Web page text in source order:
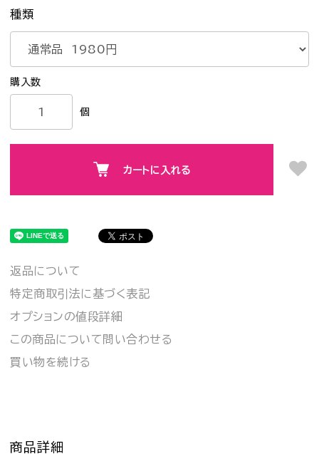
種類
個
カートに入れる
返品について
特定商取引法に基づく表記
オプションの値段詳細
この商品について問い合わせる
買い物を続ける
商品詳細